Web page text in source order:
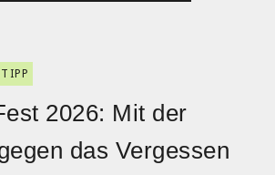
2026: Mit der
das Vergessen